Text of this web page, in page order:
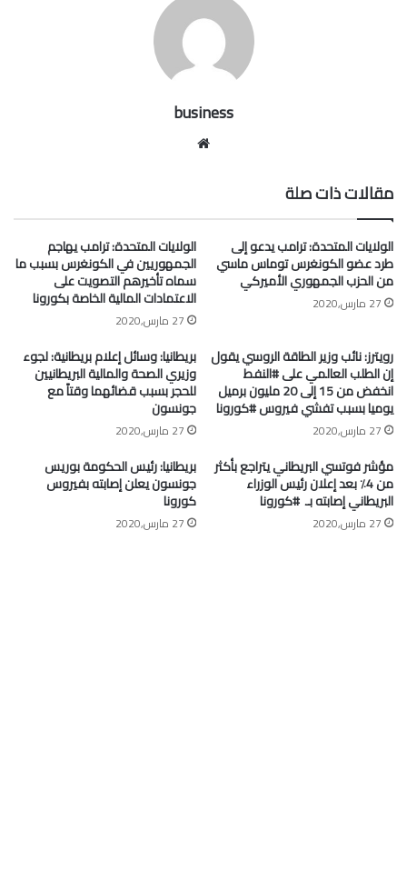
business
مقالات ذات صلة
الولايات المتحدة: ترامب يدعو إلى
طرد عضو الكونغرس توماس ماسي
من الحزب الجمهوري الأميركي
27 مارس,2020
الولايات المتحدة: ترامب يهاجم
الجمهوريين في الكونغرس بسبب ما
سماه تأخيرهم التصويت على
الاعتمادات المالية الخاصة بكورونا
27 مارس,2020
رويترز: نائب وزير الطاقة الروسي يقول
إن الطلب العالمي على #النفط
انخفض من 15 إلى 20 مليون برميل
يوميا بسبب تفشي فيروس #كورونا
27 مارس,2020
بريطانيا: وسائل إعلام بريطانية: لجوء
وزيري الصحة والمالية البريطانيين
للحجر بسبب قضائهما وقتاً مع
جونسون
27 مارس,2020
مؤشر فوتسي البريطاني يتراجع بأكثر
من 4٪ بعد إعلان رئيس الوزراء
البريطاني إصابته بـ ⁧ #كورونا⁩
27 مارس,2020
بريطانيا: رئيس الحكومة بوريس
جونسون يعلن إصابته بفيروس
كورونا
27 مارس,2020